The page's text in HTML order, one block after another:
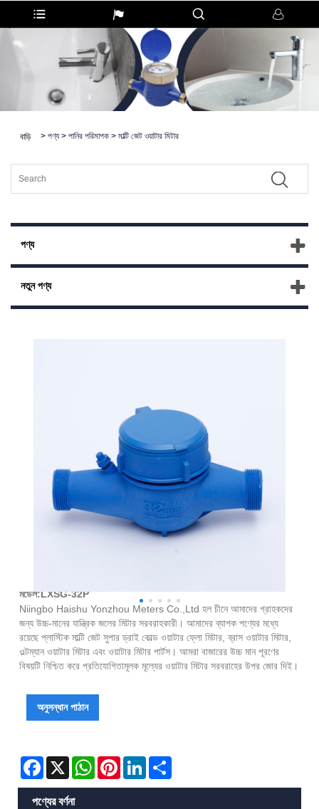
বাড়ি > পণ্য> পানির পরিমাপক > মাল্টি জেট ওয়াটার মিটার
পণ্য
নতুন পণ্য
মডেল:LXSG-32P
Niingbo Haishu Yonzhou Meters Co.,Ltd হল চীনে আমাদের গ্রাহকদের
জন্য উচ্চ-মানের যান্ত্রিক জলের মিটার সরবরাহকারী। আমাদের ব্যাপক পণ্যের মধ্যে
রয়েছে প্লাস্টিক মাল্টি জেট সুপার ড্রাই কোল্ড ওয়াটার ফ্লো মিটার, ব্রাস ওয়াটার মিটার,
ওল্টম্যান ওয়াটার মিটার এবং ওয়াটার মিটার পার্টস। আমরা বাজারের উচ্চ মান পূরণের
বিষয়টি নিশ্চিত করে প্রতিযোগিতামূলক মূল্যের ওয়াটার মিটার সরবরাহের উপর জোর দিই।
অনুসন্ধান পাঠান
Facebook
X WhatsAppPinterestLinkedIn
পণ্যের বর্ণনা